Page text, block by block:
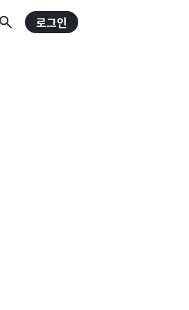
로그인